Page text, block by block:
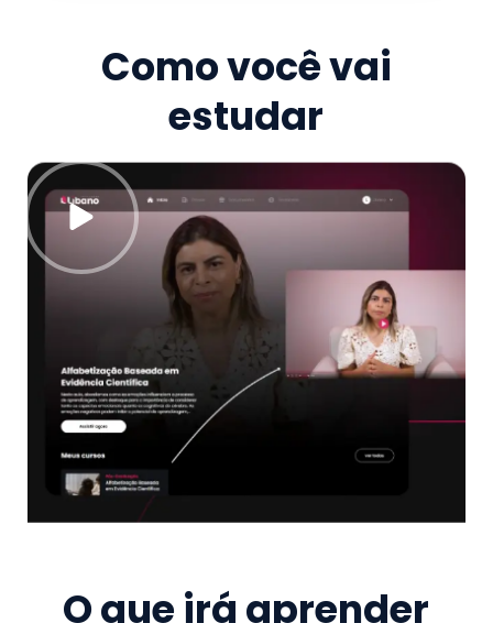
Como você vai
estudar
O que irá aprender